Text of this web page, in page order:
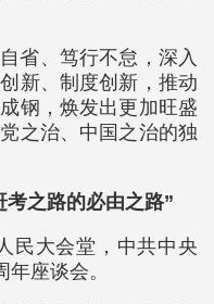
省、笃行不怠，深入
新、制度创新，推动
钢，焕发出更加旺盛
之治、中国之治的独
之路的必由之路”
民大会堂，中共中央
座谈会。